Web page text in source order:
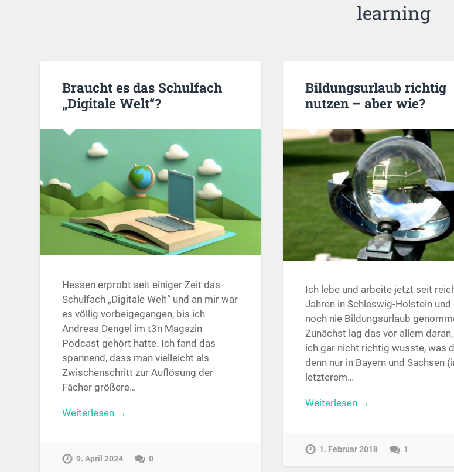
learning
Braucht es das Schulfach
„Digitale Welt“?
Hessen erprobt seit einiger Zeit das
Schulfach „Digitale Welt“ und an mir war
es völlig vorbeigegangen, bis ich
Andreas Dengel im t3n Magazin
Podcast gehört hatte. Ich fand das
spannend, dass man vielleicht als
Zwischenschritt zur Auflösung der
Fächer größere…
Weiterlesen →
9. April 2024 0
Bildungsurlaub richtig
nutzen – aber wie?
Ich lebe und arbeite jetzt seit
Jahren in Schleswig-Holstein und
noch nie Bildungsurlaub
Zunächst lag das vor allem
ich gar nicht richtig wusste, was
denn nur in Bayern und Sachsen
letzterem…
Weiterlesen →
1. Februar 2018 1